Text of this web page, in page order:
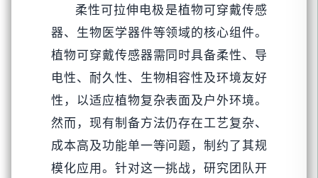
柔性可拉伸电极是植物可穿戴传感
器、生物医学器件等领域的核心组件。
植物可穿戴传感器需同时具备柔性、导
电性、耐久性、生物相容性及环境友好
性，以适应植物复杂表面及户外环境。
然而，现有制备方法仍存在工艺复杂、
成本高及功能单一等问题，制约了其规
模化应用。针对这一挑战，研究团队开